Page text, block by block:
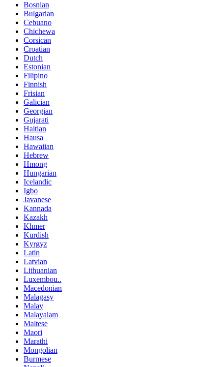
Bosnian
Bulgarian
Cebuano
Chichewa
Corsican
Croatian
Dutch
Estonian
Filipino
Finnish
Frisian
Galician
Georgian
Gujarati
Haitian
Hausa
Hawaiian
Hebrew
Hmong
Hungarian
Icelandic
Igbo
Javanese
Kannada
Kazakh
Khmer
Kurdish
Kyrgyz
Latin
Latvian
Lithuanian
Luxembou..
Macedonian
Malagasy
Malay
Malayalam
Maltese
Maori
Marathi
Mongolian
Burmese